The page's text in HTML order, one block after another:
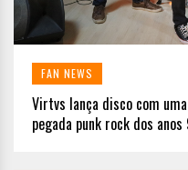
FAN NEWS
Virtvs lança disco com
pegada punk rock dos anos